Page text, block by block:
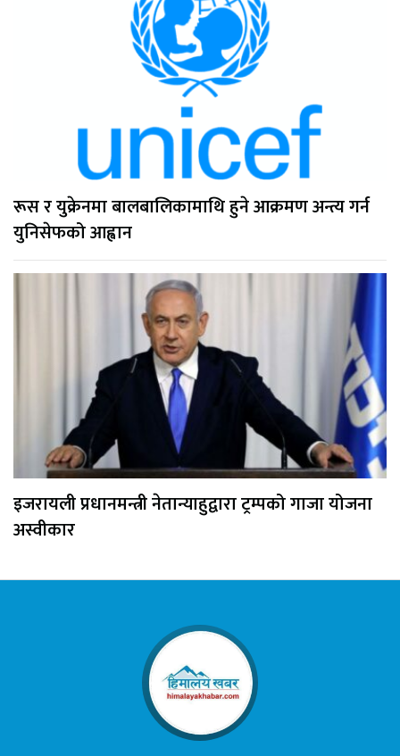
रूस र युक्रेनमा बालबालिकामाथि हुने आक्रमण अन्त्य गर्न
युनिसेफको आह्वान
इजरायली प्रधानमन्त्री नेतान्याहुद्वारा ट्रम्पको गाजा योजना
अस्वीकार